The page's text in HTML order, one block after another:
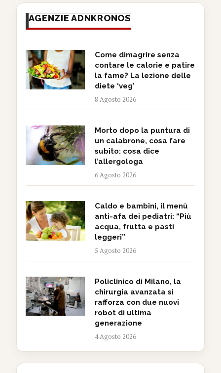
AGENZIE ADNKRONOS
Come dimagrire senza
contare le calorie e patire
la fame? La lezione delle
diete ‘veg’
8 Agosto 2026
Morto dopo la puntura di
un calabrone, cosa fare
subito: cosa dice
l’allergologa
6 Agosto 2026
Caldo e bambini, il menù
anti-afa dei pediatri: “Più
acqua, frutta e pasti
leggeri”
5 Agosto 2026
Policlinico di Milano, la
chirurgia avanzata si
rafforza con due nuovi
robot di ultima
generazione
4 Agosto 2026